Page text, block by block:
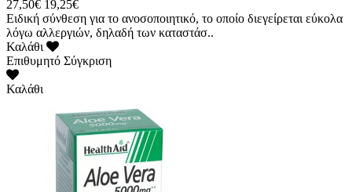
27,50€ 19,25€
Ειδική σύνθεση για το ανοσοποιητικό, το οποίο διεγείρεται εύκολα
λόγω αλλεργιών, δηλαδή των καταστάσ..
Καλάθι
Επιθυμητό Σύγκριση
Καλάθι